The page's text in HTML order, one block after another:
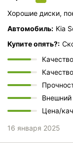
Хорошие диски,
Автомобиль: Kia
Купите опять?:
Внешний
Цена/
16 января 2025